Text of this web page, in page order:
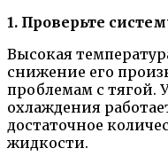
1. Проверьте
Высокая
снижение его
проблемам с тягой.
охлаждения
достаточное
жидкости.